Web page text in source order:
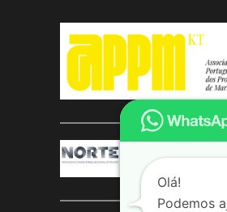
Olá!
Podemos